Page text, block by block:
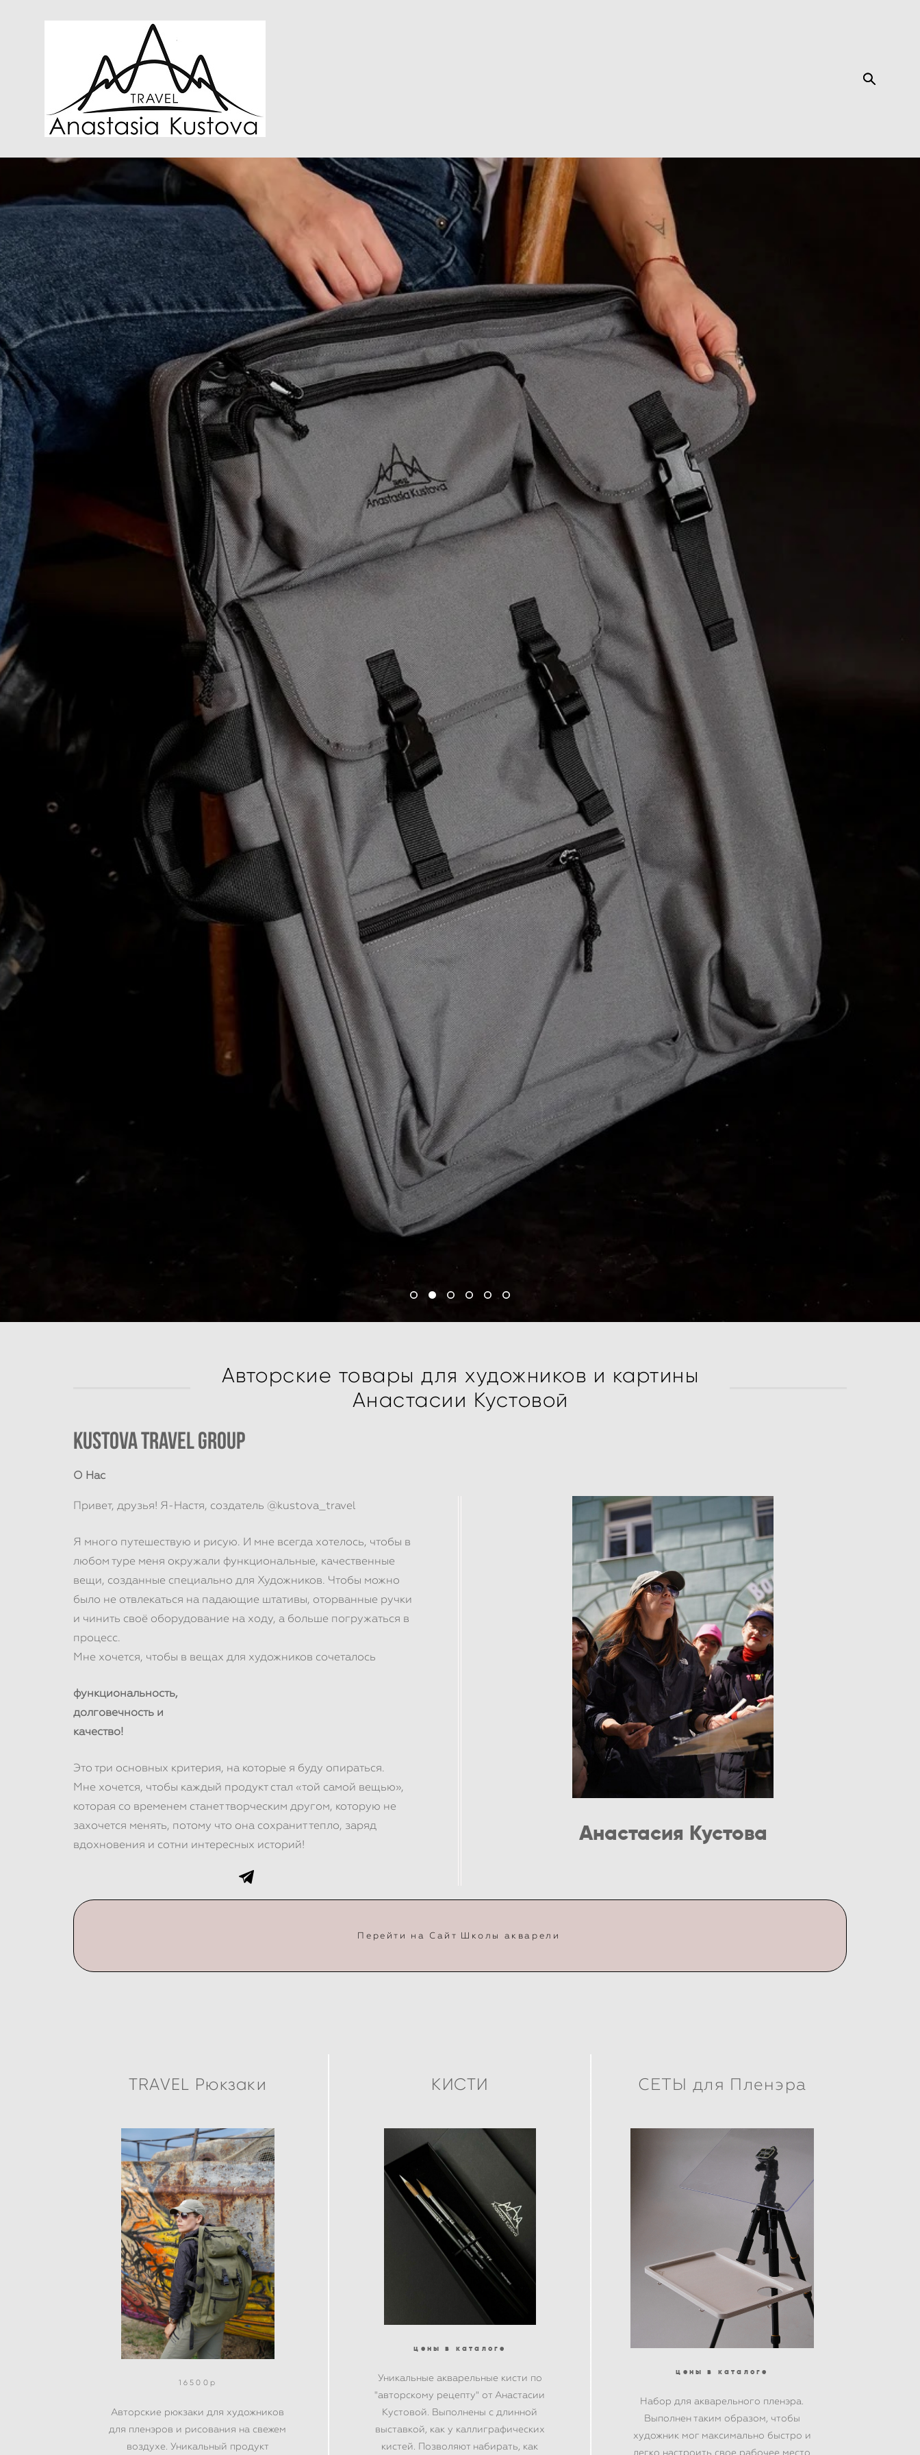
Авторские товары для художников и картины
Анастасии Кустовой
KUSTOVA TRAVEL GROUP
О Нас
Привет, друзья! Я-Настя, создатель @kustova_travel
Я много путешествую и рисую. И мне всегда хотелось, чтобы в
любом туре меня окружали функциональные, качественные
вещи, созданные специально для Художников. Чтобы можно
было не отвлекаться на падающие штативы, оторванные ручки
и чинить своё оборудование на ходу, а больше погружаться в
процесс.
Мне хочется, чтобы в вещах для художников сочеталось
функциональность,
долговечность и
качество!
Это три основных критерия, на которые я буду опираться.
Мне хочется, чтобы каждый продукт стал «той самой вещью»,
которая со временем станет творческим другом, которую не
захочется менять, потому что она сохранит тепло, заряд
вдохновения и сотни интересных историй!
Анастасия Кустова
Перейти на Сайт Школы акварели
TRAVEL Рюкзаки
16500р
Авторские рюкзаки для художников
для пленэров и рисования на свежем
воздухе. Уникальный продукт
КИСТИ
цены в каталоге
Уникальные акварельные кисти по
"авторскому рецепту" от Анастасии
Кустовой. Выполнены с длинной
выставкой, как у каллиграфических
кистей. Позволяют набирать, как
СЕТЫ для Пленэра
цены в каталоге
Набор для акварельного пленэра.
Выполнен таким образом, чтобы
художник мог максимально быстро и
легко настроить свое рабочее место